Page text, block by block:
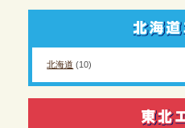
北海道 (10)